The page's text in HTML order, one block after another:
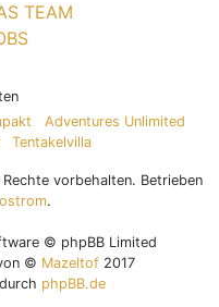
TEAM
Adventures Unlimited
Tentakelvilla
vorbehalten. Betrieben
.
© phpBB Limited
© Mazeltof2017
phpBB.de